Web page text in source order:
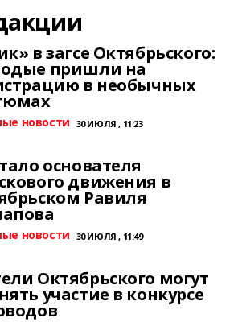
в загсе Октябрьского:
пришли на
в необычных
новости 30 ИЮЛЯ , 11:23
основателя
движения в
Равиля
новости 30 ИЮЛЯ , 11:49
Октябрьского могут
участие в конкурсе